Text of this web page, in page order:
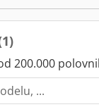
200.000